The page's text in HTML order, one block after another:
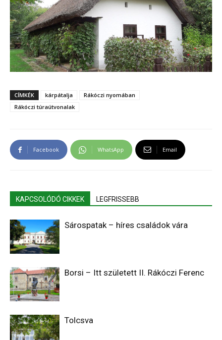
CÍMKÉK kárpátalja
Rákóczi nyomában
Rákóczi túraútvonalak
Facebook WhatsApp Email
KAPCSOLÓDÓ CIKKEK LEGFRISSEBB
Sárospatak – híres családok vára
Borsi – Itt született II. Rákóczi Ferenc
Tolcsva